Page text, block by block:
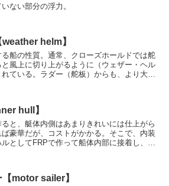
ない部分の浮力。
helm】
船の性質。通常、クローズホールドでは舵
風上に切り上がるように（ウェザー・ヘル
ている。ラダー（舵板）からも、より大き
hull】
と、艇体内側はあまりきれいには仕上がら
豪華だが、コストがかかる。そこで、内装
としてFRPで作って船体内部に接着し、コ
motor sailer】